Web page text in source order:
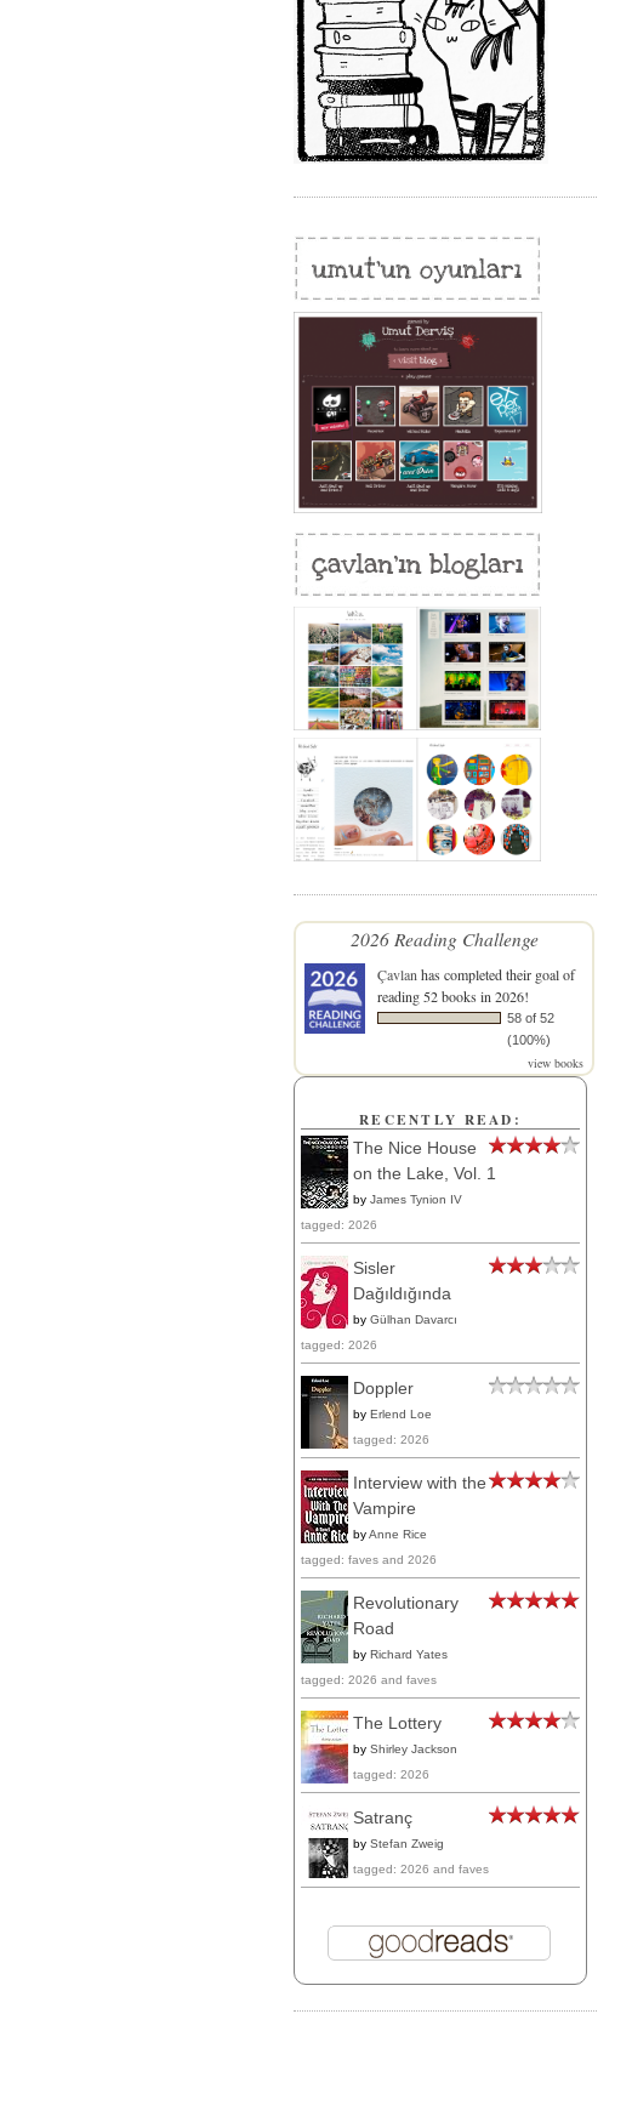
2026 Reading Challenge
Çavlan has completed their goal of
reading 52 books in 2026!
58 of 52
(100%)
view books
RECENTLY READ:
The Nice House
on the Lake, Vol. 1
by James Tynion IV
tagged: 2026
Sisler
Dağıldığında
by Gülhan Davarcı
tagged: 2026
Doppler
by Erlend Loe
tagged: 2026
Interview with the
Vampire
byAnne Rice
tagged: faves and 2026
Revolutionary
Road
by Richard Yates
tagged: 2026 and faves
The Lottery
by Shirley Jackson
tagged: 2026
Satranç
by Stefan Zweig
tagged: 2026 and faves